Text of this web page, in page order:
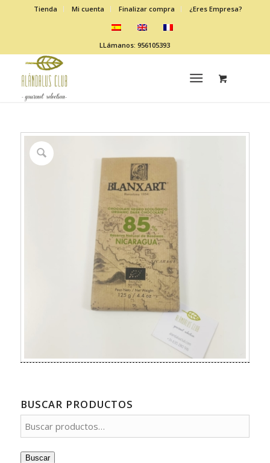
Tienda Mi cuenta Finalizar compra ¿Eres Empresa?
LLámanos: 956105393
BUSCAR PRODUCTOS
Buscar